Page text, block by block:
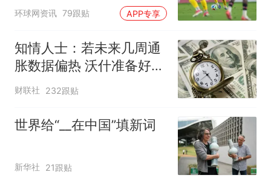
环球网资讯 79跟贴 APP专享
知情人士：若未来几周通
胀数据偏热 沃什准备好加
息
财联社 232跟贴
世界给“__在中国”填新词
新华社 21跟贴